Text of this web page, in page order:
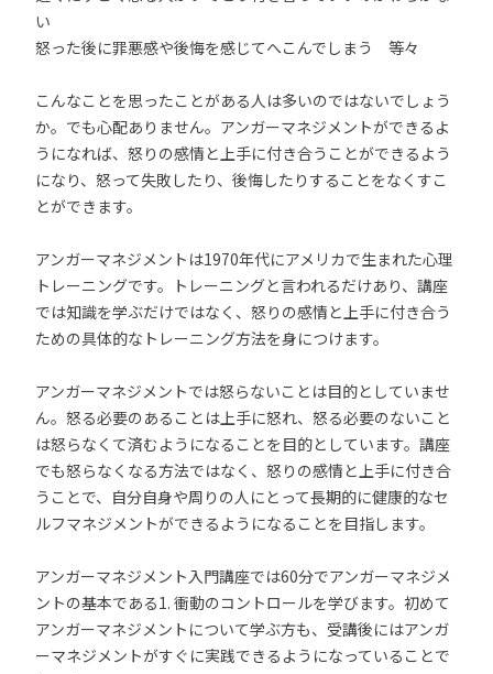
い
怒った後に罪悪感や後悔を感じてへこんでしまう 等々
こんなことを思ったことがある人は多いのではないでしょう
か。でも心配ありません。アンガーマネジメントができるよ
うになれば、怒りの感情と上手に付き合うことができるよう
になり、怒って失敗したり、後悔したりすることをなくすこ
とができます。
アンガーマネジメントは1970年代にアメリカで生まれた心理
トレーニングです。トレーニングと言われるだけあり、講座
では知識を学ぶだけではなく、怒りの感情と上手に付き合う
ための具体的なトレーニング方法を身につけます。
アンガーマネジメントでは怒らないことは目的としていませ
ん。怒る必要のあることは上手に怒れ、怒る必要のないこと
は怒らなくて済むようになることを目的としています。講座
でも怒らなくなる方法ではなく、怒りの感情と上手に付き合
うことで、自分自身や周りの人にとって長期的に健康的なセ
ルフマネジメントができるようになることを目指します。
アンガーマネジメント入門講座では60分でアンガーマネジメ
ントの基本である1. 衝動のコントロールを学びます。初めて
アンガーマネジメントについて学ぶ方も、受講後にはアンガ
ーマネジメントがすぐに実践できるようになっていることで